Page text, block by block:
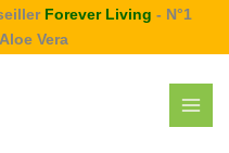
Forever Living - N°1
Vera